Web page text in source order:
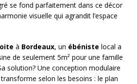
se fond parfaitement dans ce décor
visuelle qui agrandit l’espace
à Bordeaux, un ébéniste local a
de seulement 5m² pour une famille
solution? Une conception modulaire
selon les besoins : le plan